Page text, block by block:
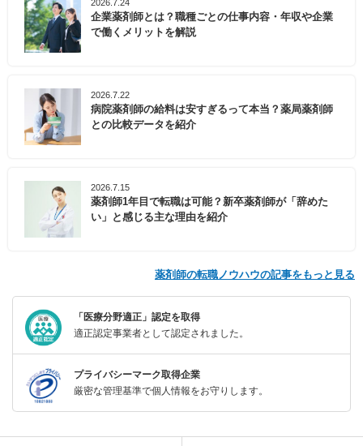
2026.7.24
企業薬剤師とは？職種ごとの仕事内容・年収や企業
で働くメリットを解説
2026.7.22
病院薬剤師の給料は安すぎるって本当？薬局薬剤師
との比較データを紹介
2026.7.15
薬剤師1年目で転職は可能？新卒薬剤師が「辞めた
い」と感じる主な理由を紹介
薬剤師の転職ノウハウの記事をもっと見る
「医療分野適正」認定を取得
適正認定事業者として認定されました。
プライバシーマーク取得企業
厳密な管理基準で個人情報をお守りします。